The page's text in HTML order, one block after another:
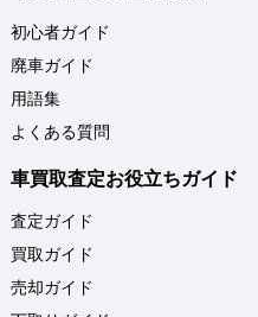
初心者ガイド
廃車ガイド
用語集
よくある質問
車買取査定お役立ちガイド
査定ガイド
買取ガイド
売却ガイド